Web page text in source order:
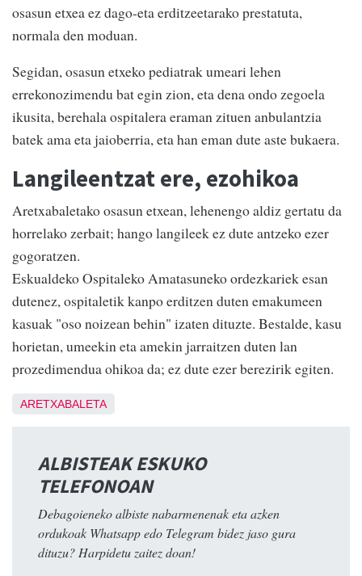
osasun etxea ez dago-eta erditzeetarako prestatuta,
normala den moduan.
Segidan, osasun etxeko pediatrak umeari lehen
errekonozimendu bat egin zion, eta dena ondo zegoela
ikusita, berehala ospitalera eraman zituen anbulantzia
batek ama eta jaioberria, eta han eman dute aste bukaera.
Langileentzat ere, ezohikoa
Aretxabaletako osasun etxean, lehenengo aldiz gertatu da
horrelako zerbait; hango langileek ez dute antzeko ezer
gogoratzen.
Eskualdeko Ospitaleko Amatasuneko ordezkariek esan
dutenez, ospitaletik kanpo erditzen duten emakumeen
kasuak "oso noizean behin" izaten dituzte. Bestalde, kasu
horietan, umeekin eta amekin jarraitzen duten lan
prozedimendua ohikoa da; ez dute ezer berezirik egiten.
ARETXABALETA
ALBISTEAK ESKUKO
TELEFONOAN
Debagoieneko albiste nabarmenenak eta azken
ordukoak Whatsapp edo Telegram bidez jaso gura
dituzu? Harpidetu zaitez doan!